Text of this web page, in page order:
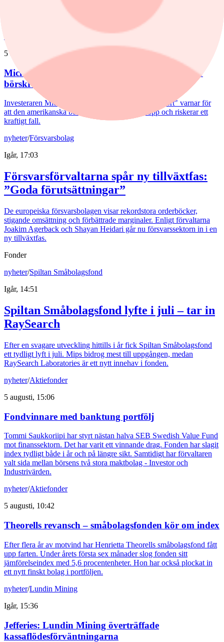
Goldman Sachs sänker riktkursen för Sandvik. Här är dagens
aktierekommendationer.
5 augusti, 09:26
Michael Burry varnar för börstopp – ser risk för
börskrasch
Investeraren Michael Burry, känd från "The Big Short" varnar för
att den amerikanska börsen kan vara nära en topp och riskerar ett
kraftigt fall.
nyheter/Försvarsbolag
Igår, 17:03
Försvarsförvaltarna spår ny tillväxtfas:
”Goda förutsättningar”
De europeiska försvarsbolagen visar rekordstora orderböcker,
stigande omsättning och förbättrade marginaler. Enligt förvaltarna
Joakim Agerback och Shayan Heidari går nu försvarssektorn in i en
ny tillväxtfas.
Fonder
nyheter/Spiltan Småbolagsfond
Igår, 14:51
Spiltan Småbolagsfond lyfte i juli – tar in
RaySearch
Efter en svagare utveckling hittills i år fick Spiltan Småbolagsfond
ett tydligt lyft i juli. Mips bidrog mest till uppgången, medan
RaySearch Laboratories är ett nytt innehav i fonden.
nyheter/Aktiefonder
5 augusti, 15:06
Fondvinnare med banktung portfölj
Tommi Saukkoriipi har styrt nästan halva SEB Swedish Value Fund
mot finanssektorn. Det har varit ett vinnande drag. Fonden har slagit
index tydligt både i år och på längre sikt. Samtidigt har förvaltaren
valt sida mellan börsens två stora maktbolag - Investor och
Industrivärden.
nyheter/Aktiefonder
5 augusti, 10:42
Theorells revansch – småbolagsfonden kör om index
Efter flera år av motvind har Henrietta Theorells småbolagsfond fått
upp farten. Under årets första sex månader slog fonden sitt
jämförelseindex med 5,6 procentenheter. Hon har också plockat in
ett nytt finskt bolag i portföljen.
nyheter/Lundin Mining
Igår, 15:36
Jefferies: Lundin Mining överträffade
kassaflödesförväntningarna